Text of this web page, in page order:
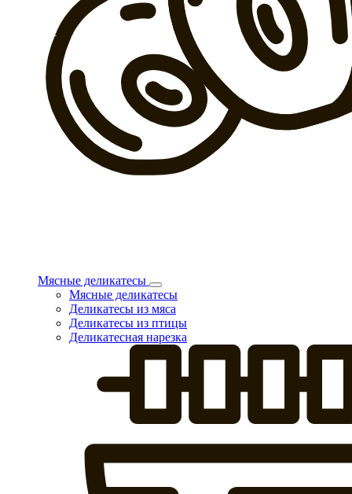
Мясные деликатесы
Мясные деликатесы
Деликатесы из мяса
Деликатесы из птицы
Деликатесная нарезка